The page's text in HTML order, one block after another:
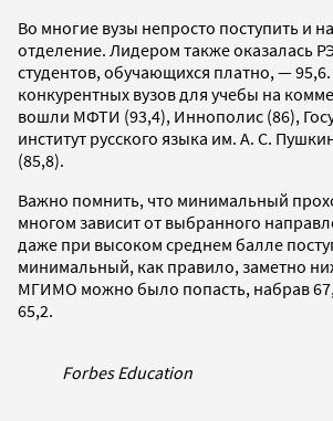
Во многие вузы непросто поступить и
отделение. Лидером также оказалась
студентов, обучающихся платно, —
конкурентных вузов для учебы на
вошли МФТИ (93,4), Иннополис (86),
институт русского языка им. А. С.
(85,8).
Важно помнить, что минимальный
многом зависит от выбранного
даже при высоком среднем балле
минимальный, как правило, заметно
МГИМО можно было попасть, набрав
65,2.
Forbes Education